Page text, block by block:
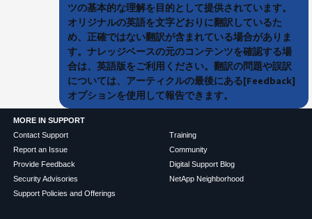
ツの基本的な理解を目的として提供されています。
オリジナルの英語を文字どおりに翻訳しているた
め、正確ではない翻訳が含まれている場合がありま
す。ナレッジベースの元のコンテンツを確認する場
合は、英語版をご利用ください。翻訳の問題や誤訳
については、アーティクルの最後にある[Feedback]
オプションを使用して報告できます。
MORE IN SUPPORT
Contact Support
Report an Issue
Provide Feedback
Security Advisories
Support Policies and Offerings
Training
Community
Digital Support Blog
NetApp Neighborhood